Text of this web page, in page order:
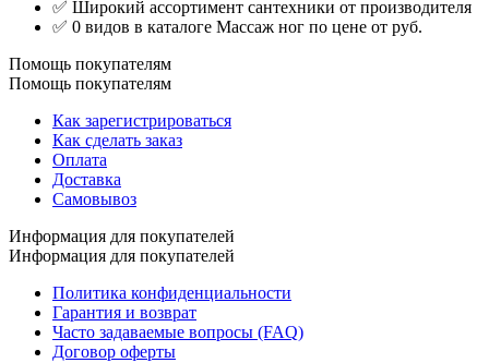
✅ Широкий ассортимент сантехники от производителя
✅ 0 видов в каталоге Массаж ног по цене от руб.
Помощь покупателям
Помощь покупателям
Как зарегистрироваться
Как сделать заказ
Оплата
Доставка
Самовывоз
Информация для покупателей
Информация для покупателей
Политика конфиденциальности
Гарантия и возврат
Часто задаваемые вопросы (FAQ)
Договор оферты